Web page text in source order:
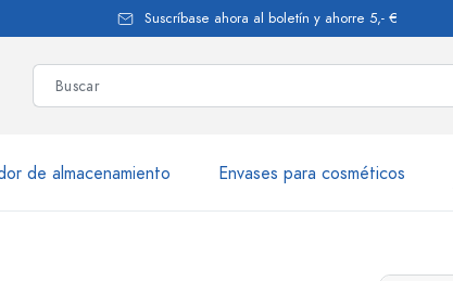
Suscríbase ahora al boletín y ahorre 5,- €
de almacenamiento Envases para cosméticos